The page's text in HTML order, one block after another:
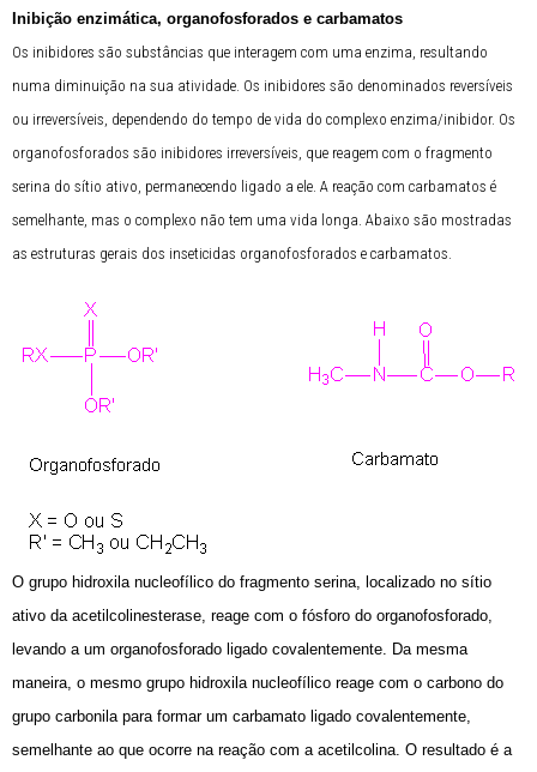
Inibição enzimática, organofosforados e carbamatos
Os inibidores são substâncias que interagem com uma enzima, resultando
numa diminuição na sua atividade. Os inibidores são denominados reversíveis
ou irreversíveis, dependendo do tempo de vida do complexo enzima/inibidor. Os
organofosforados são inibidores irreversíveis, que reagem com o fragmento
serina do sítio ativo, permanecendo ligado a ele. A reação com carbamatos é
semelhante, mas o complexo não tem uma vida longa. Abaixo são mostradas
as estruturas gerais dos inseticidas organofosforados e carbamatos.
O grupo hidroxila nucleofílico do fragmento serina, localizado no sítio
ativo da acetilcolinesterase, reage com o fósforo do organofosforado,
levando a um organofosforado ligado covalentemente. Da mesma
maneira, o mesmo grupo hidroxila nucleofílico reage com o carbono do
grupo carbonila para formar um carbamato ligado covalentemente,
semelhante ao que ocorre na reação com a acetilcolina. O resultado é a